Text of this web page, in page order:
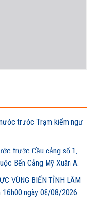
trước Trạm kiểm ngư
trước Cầu cảng số 1,
Bến Cảng Mỹ Xuân A.
VÙNG BIỂN TỈNH LÂM
ngày 08/08/2026